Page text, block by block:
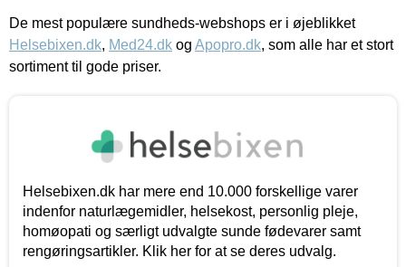
De mest populære sundheds-webshops er i øjeblikket
Helsebixen.dk, Med24.dk og Apopro.dk, som alle har et stort
sortiment til gode priser.
Helsebixen.dk har mere end 10.000 forskellige varer
indenfor naturlægemidler, helsekost, personlig pleje,
homøopati og særligt udvalgte sunde fødevarer samt
rengøringsartikler. Klik her for at se deres udvalg.